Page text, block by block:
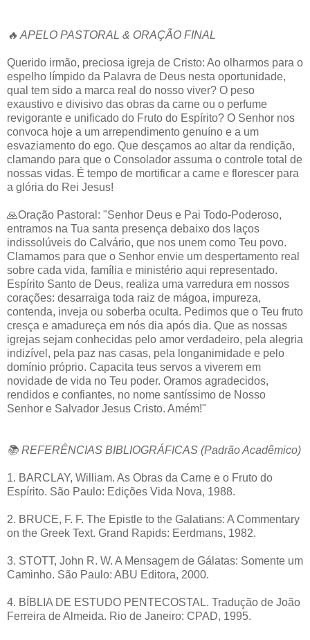
🔥 APELO PASTORAL & ORAÇÃO FINAL
Querido irmão, preciosa igreja de Cristo: Ao olharmos para o
espelho límpido da Palavra de Deus nesta oportunidade,
qual tem sido a marca real do nosso viver? O peso
exaustivo e divisivo das obras da carne ou o perfume
revigorante e unificado do Fruto do Espírito? O Senhor nos
convoca hoje a um arrependimento genuíno e a um
esvaziamento do ego. Que desçamos ao altar da rendição,
clamando para que o Consolador assuma o controle total de
nossas vidas. É tempo de mortificar a carne e florescer para
a glória do Rei Jesus!
🙏Oração Pastoral: "Senhor Deus e Pai Todo-Poderoso,
entramos na Tua santa presença debaixo dos laços
indissolúveis do Calvário, que nos unem como Teu povo.
Clamamos para que o Senhor envie um despertamento real
sobre cada vida, família e ministério aqui representado.
Espírito Santo de Deus, realiza uma varredura em nossos
corações: desarraiga toda raiz de mágoa, impureza,
contenda, inveja ou soberba oculta. Pedimos que o Teu fruto
cresça e amadureça em nós dia após dia. Que as nossas
igrejas sejam conhecidas pelo amor verdadeiro, pela alegria
indizível, pela paz nas casas, pela longanimidade e pelo
domínio próprio. Capacita teus servos a viverem em
novidade de vida no Teu poder. Oramos agradecidos,
rendidos e confiantes, no nome santíssimo de Nosso
Senhor e Salvador Jesus Cristo. Amém!"
📚 REFERÊNCIAS BIBLIOGRÁFICAS (Padrão Acadêmico)
1. BARCLAY, William. As Obras da Carne e o Fruto do
Espírito. São Paulo: Edições Vida Nova, 1988.
2. BRUCE, F. F. The Epistle to the Galatians: A Commentary
on the Greek Text. Grand Rapids: Eerdmans, 1982.
3. STOTT, John R. W. A Mensagem de Gálatas: Somente um
Caminho. São Paulo: ABU Editora, 2000.
4. BÍBLIA DE ESTUDO PENTECOSTAL. Tradução de João
Ferreira de Almeida. Rio de Janeiro: CPAD, 1995.